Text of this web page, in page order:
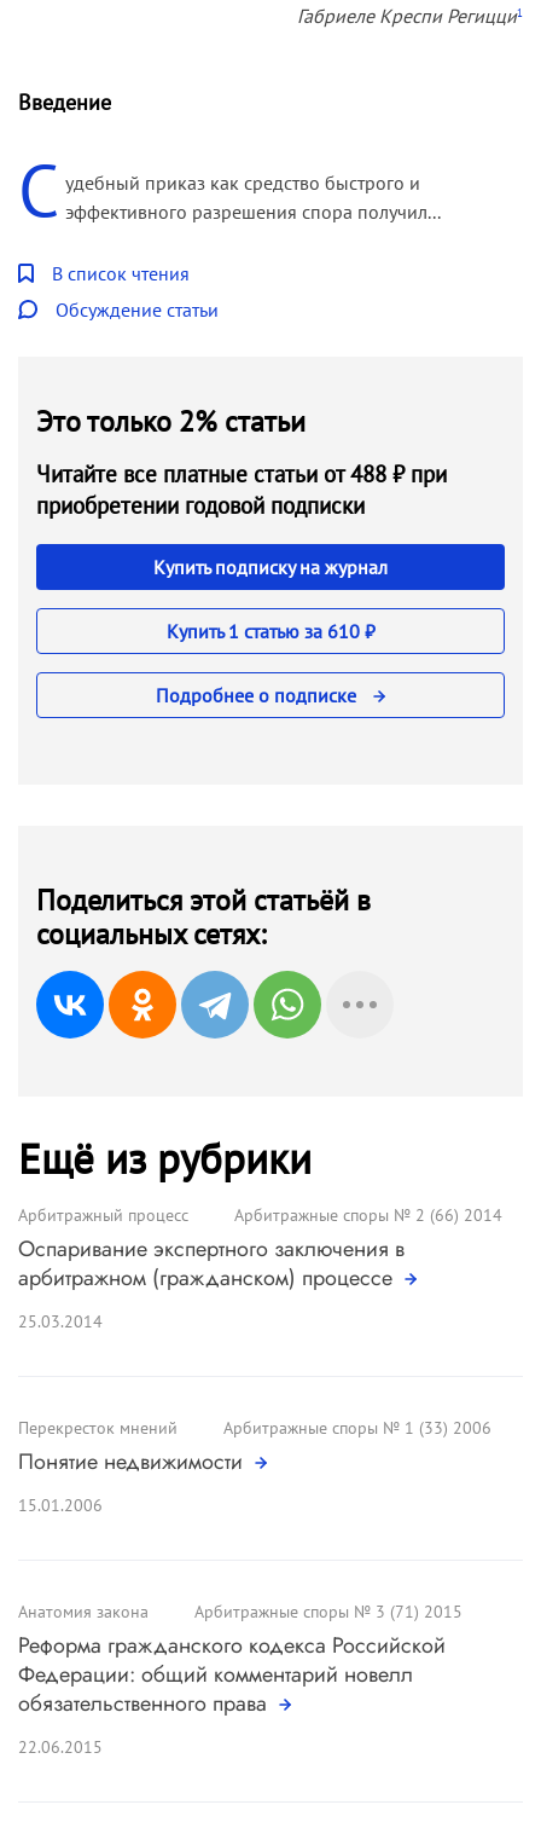
Габриеле Креспи Регицци1
Введение
С удебный приказ как средство быстрого и
эффективного разрешения спора получил...
В список чтения
Обсуждение статьи
Это только 2% статьи
Читайте все платные статьи от 488 ₽ при
приобретении годовой подписки
Купить подписку на журнал
Купить 1 статью за 610 ₽
Подробнее о подписке
Поделиться этой статьёй в
социальных сетях:
Ещё из рубрики
Арбитражный процесс Арбитражные споры № 2 (66) 2014
Оспаривание экспертного заключения в
арбитражном (гражданском) процессе
25.03.2014
Перекресток мнений Арбитражные споры № 1 (33) 2006
Понятие недвижимости
15.01.2006
Анатомия закона Арбитражные споры № 3 (71) 2015
Реформа гражданского кодекса Российской
Федерации: общий комментарий новелл
обязательственного права
22.06.2015